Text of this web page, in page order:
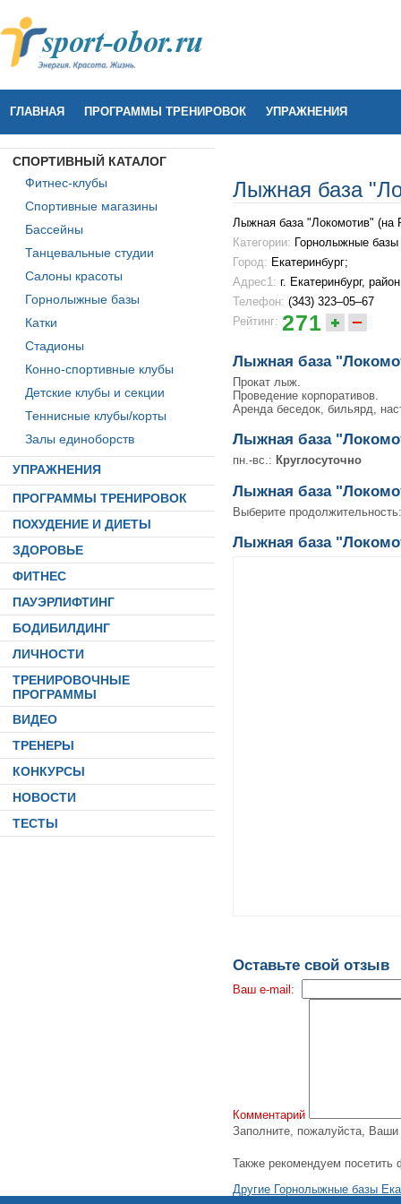
ГЛАВНАЯ ПРОГРАММЫ ТРЕНИРОВОК УПРАЖНЕНИЯ
СПОРТИВНЫЙ КАТАЛОГ
Фитнес-клубы
Спортивные магазины
Бассейны
Танцевальные студии
Салоны красоты
Горнолыжные базы
Катки
Стадионы
Конно-спортивные клубы
Детские клубы и секции
Теннисные клубы/корты
Залы единоборств
УПРАЖНЕНИЯ
ПРОГРАММЫ ТРЕНИРОВОК
ПОХУДЕНИЕ И ДИЕТЫ
ЗДОРОВЬЕ
ФИТНЕС
ПАУЭРЛИФТИНГ
БОДИБИЛДИНГ
ЛИЧНОСТИ
ТРЕНИРОВОЧНЫЕ
ПРОГРАММЫ
ВИДЕО
ТРЕНЕРЫ
КОНКУРСЫ
НОВОСТИ
ТЕСТЫ
Лыжная база
Лыжная база "Локомотив" (на
Категории: Горнолыжные базы
Город: Екатеринбург;
Адрес1: г. Екатеринбург,
Телефон: (343) 323–05–67
Рейтинг: 271
Лыжная база
Прокат лыж.
Проведение корпоративов.
Аренда беседок, бильярд,
Лыжная база
пн.-вс.: Круглосуточно
Лыжная база
Выберите
Лыжная база
Оставьте свой отзыв
Ваш e-mail:
Комментарий
Заполните, пожалуйста, Ваши
Также рекомендуем посетить
Другие Горнолыжные базы